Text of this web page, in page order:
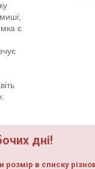
є
дні!
в списку